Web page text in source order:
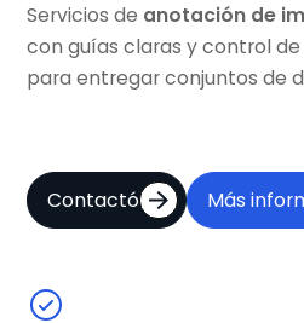
Servicios de anotación de
con guías claras y control
para entregar conjuntos de
Contactó Más